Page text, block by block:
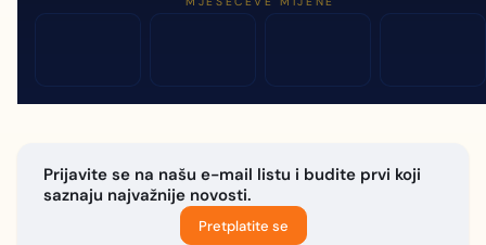
Prijavite se na našu e-mail listu i budite prvi koji
saznaju najvažnije novosti.
Pretplatite se